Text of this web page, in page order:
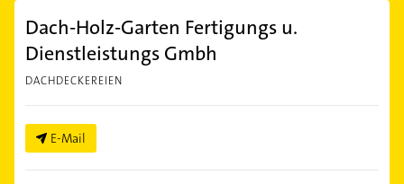
Dach-Holz-Garten Fertigungs u.
Dienstleistungs Gmbh
DACHDECKEREIEN
E-Mail